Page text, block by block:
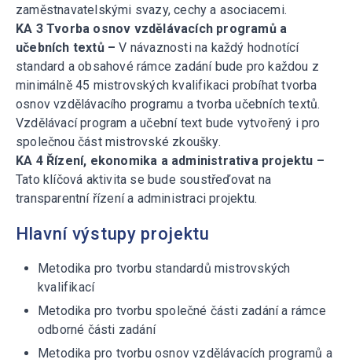
zaměstnavatelskými svazy, cechy a asociacemi.
KA 3 Tvorba osnov vzdělávacích programů a
učebních textů –V návaznosti na každý hodnotící
standard a obsahové rámce zadání bude pro každou z
minimálně 45 mistrovských kvalifikaci probíhat tvorba
osnov vzdělávacího programu a tvorba učebních textů.
Vzdělávací program a učební text bude vytvořený i pro
společnou část mistrovské zkoušky.
KA 4 Řízení, ekonomika a administrativa projektu –
Tato klíčová aktivita se bude soustřeďovat na
transparentní řízení a administraci projektu.
Hlavní výstupy projektu
Metodika pro tvorbu standardů mistrovských
kvalifikací
Metodika pro tvorbu společné části zadání a rámce
odborné části zadání
Metodika pro tvorbu osnov vzdělávacích programů a